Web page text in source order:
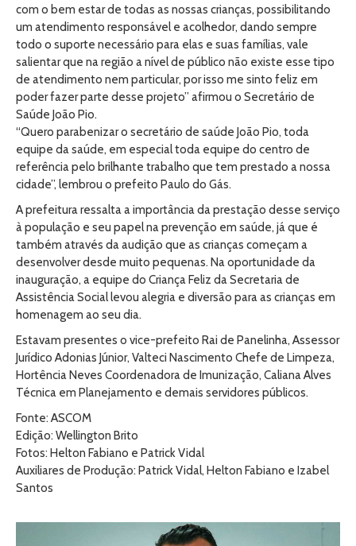
com o bem estar de todas as nossas crianças, possibilitando
um atendimento responsável e acolhedor, dando sempre
todo o suporte necessário para elas e suas famílias, vale
salientar que na região a nível de público não existe esse tipo
de atendimento nem particular, por isso me sinto feliz em
poder fazer parte desse projeto” afirmou o Secretário de
Saúde João Pio.
“Quero parabenizar o secretário de saúde João Pio, toda
equipe da saúde, em especial toda equipe do centro de
referência pelo brilhante trabalho que tem prestado a nossa
cidade”, lembrou o prefeito Paulo do Gás.
A prefeitura ressalta a importância da prestação desse serviço
à população e seu papel na prevenção em saúde, já que é
também através da audição que as crianças começam a
desenvolver desde muito pequenas. Na oportunidade da
inauguração, a equipe do Criança Feliz da Secretaria de
Assistência Social levou alegria e diversão para as crianças em
homenagem ao seu dia.
Estavam presentes o vice-prefeito Rai de Panelinha, Assessor
Jurídico Adonias Júnior, Valteci Nascimento Chefe de Limpeza,
Hortência Neves Coordenadora de Imunização, Caliana Alves
Técnica em Planejamento e demais servidores públicos.
Fonte: ASCOM
Edição: Wellington Brito
Fotos: Helton Fabiano e Patrick Vidal
Auxiliares de Produção: Patrick Vidal, Helton Fabiano e Izabel
Santos